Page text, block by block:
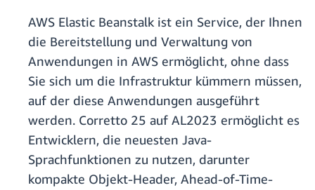
AWS Elastic Beanstalk ist ein Service, der Ihnen
die Bereitstellung und Verwaltung von
Anwendungen in AWS ermöglicht, ohne dass
Sie sich um die Infrastruktur kümmern müssen,
auf der diese Anwendungen ausgeführt
werden. Corretto 25 auf AL2023 ermöglicht es
Entwicklern, die neuesten Java-
Sprachfunktionen zu nutzen, darunter
kompakte Objekt-Header, Ahead-of-Time-